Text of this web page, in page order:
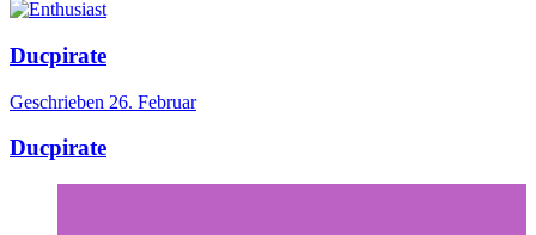
Ducpirate
Geschrieben 26. Februar
Ducpirate